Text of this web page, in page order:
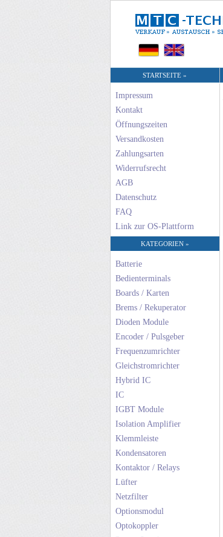
STARTSEITE »
Impressum
Kontakt
Öffnungszeiten
Versandkosten
Zahlungsarten
Widerrufsrecht
AGB
Datenschutz
FAQ
Link zur OS-Plattform
KATEGORIEN »
Batterie
Bedienterminals
Boards / Karten
Brems / Rekuperator
Dioden Module
Encoder / Pulsgeber
Frequenzumrichter
Gleichstromrichter
Hybrid IC
IC
IGBT Module
Isolation Amplifier
Klemmleiste
Kondensatoren
Kontaktor / Relays
Lüfter
Netzfilter
Optionsmodul
Optokoppler